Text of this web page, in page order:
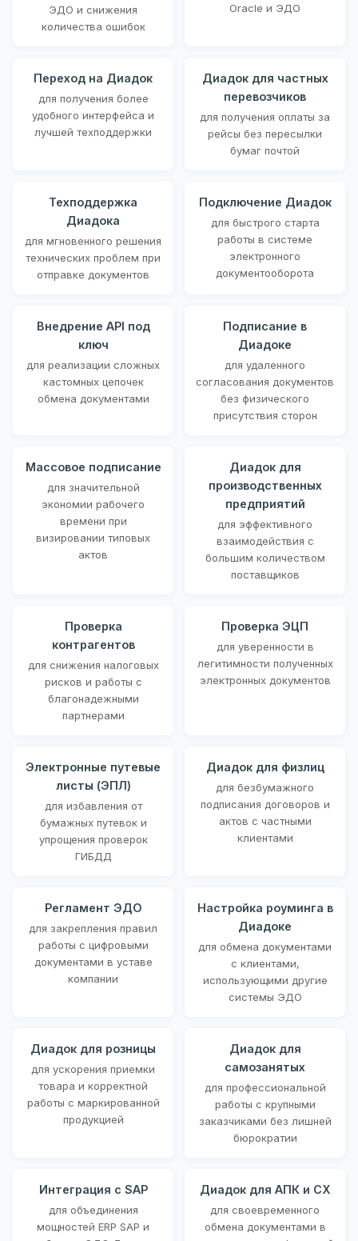
ЭДО и снижения
количества ошибок
Oracle и ЭДО
Переход на Диадок
для получения более
удобного интерфейса и
лучшей техподдержки
Диадок для частных
перевозчиков
для получения оплаты за
рейсы без пересылки
бумаг почтой
Техподдержка
Диадока
для мгновенного решения
технических проблем при
отправке документов
Подключение Диадок
для быстрого старта
работы в системе
электронного
документооборота
Внедрение API под
ключ
для реализации сложных
кастомных цепочек
обмена документами
Подписание в
Диадоке
для удаленного
согласования документов
без физического
присутствия сторон
Массовое подписание
для значительной
экономии рабочего
времени при
визировании типовых
актов
Диадок для
производственных
предприятий
для эффективного
взаимодействия с
большим количеством
поставщиков
Проверка
контрагентов
для снижения налоговых
рисков и работы с
благонадежными
партнерами
Проверка ЭЦП
для уверенности в
легитимности полученных
электронных документов
Электронные путевые
листы (ЭПЛ)
для избавления от
бумажных путевок и
упрощения проверок
ГИБДД
Диадок для физлиц
для безбумажного
подписания договоров и
актов с частными
клиентами
Регламент ЭДО
для закрепления правил
работы с цифровыми
документами в уставе
компании
Настройка роуминга в
Диадоке
для обмена документами
с клиентами,
использующими другие
системы ЭДО
Диадок для розницы
для ускорения приемки
товара и корректной
работы с маркированной
продукцией
Диадок для
самозанятых
для профессиональной
работы с крупными
заказчиками без лишней
бюрократии
Интеграция с SAP
для объединения
мощностей ERP SAP и
Диадок для АПК и СХ
для своевременного
обмена документами в